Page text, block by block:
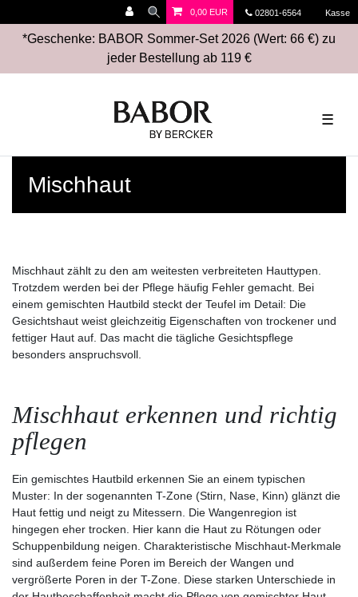
02801-6564 Kasse
0,00 EUR
*Geschenke: BABOR Sommer-Set 2026 (Wert: 66 €) zu
jeder Bestellung ab 119 €
☰
Mischhaut
Mischhaut zählt zu den am weitesten verbreiteten Hauttypen.
Trotzdem werden bei der Pflege häufig Fehler gemacht. Bei
einem gemischten Hautbild steckt der Teufel im Detail: Die
Gesichtshaut weist gleichzeitig Eigenschaften von trockener und
fettiger Haut auf. Das macht die tägliche Gesichtspflege
besonders anspruchsvoll.
Mischhaut erkennen und richtig
pflegen
Ein gemischtes Hautbild erkennen Sie an einem typischen
Muster: In der sogenannten T-Zone (Stirn, Nase, Kinn) glänzt die
Haut fettig und neigt zu Mitessern. Die Wangenregion ist
hingegen eher trocken. Hier kann die Haut zu Rötungen oder
Schuppenbildung neigen. Charakteristische Mischhaut-Merkmale
sind außerdem feine Poren im Bereich der Wangen und
vergrößerte Poren in der T-Zone. Diese starken Unterschiede in